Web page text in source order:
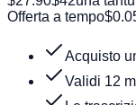
Offerta a tempo
Acquisto
Validi 12